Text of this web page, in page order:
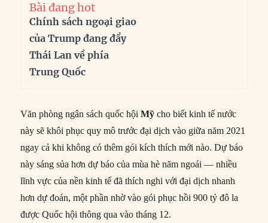
Bài đang hot
Chính sách ngoại giao
của Trump đang đẩy
Thái Lan về phía
Trung Quốc
Văn phòng ngân sách quốc hộiMỹ cho biết kinh tế nước
này sẽ khôi phục quy mô trước đại dịch vào giữa năm 2021
ngay cả khi không có thêm gói kích thích mới nào. Dự báo
này sáng sủa hơn dự báo của mùa hè năm ngoái — nhiều
lĩnh vực của nền kinh tế đã thích nghi với đại dịch nhanh
hơn dự đoán, một phần nhờ vào gói phục hồi 900 tỷ đô la
được Quốc hội thông qua vào tháng 12.